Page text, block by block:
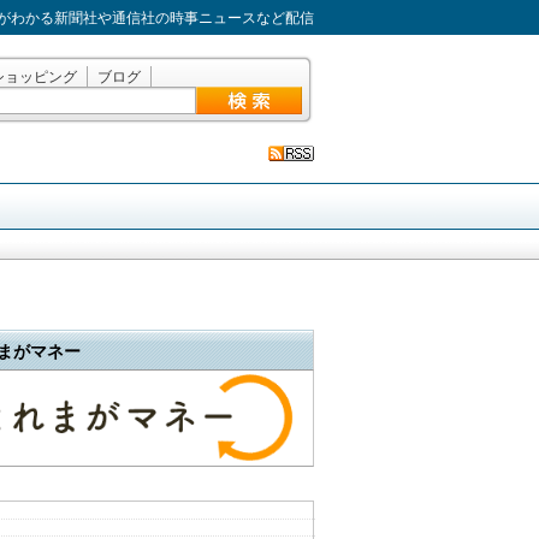
わかる新聞社や通信社の時事ニュースなど配信
ョッピング ブログ
がマネー